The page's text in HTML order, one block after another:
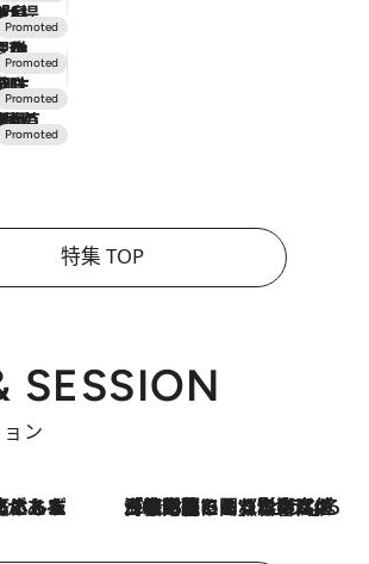
！」
呼ぶ郷土の味
特集 TOP
SESSION
ン
2026.8.3
「住宅建てられない…」「サーチャージ料の高値が続いている」ホルムズ海峡封鎖による影響はいつまで続く？《エネルギー専門家に聞く“どうなる日本の暮らし”》